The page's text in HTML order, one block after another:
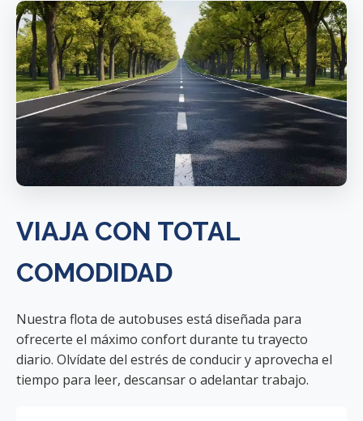
VIAJA CON TOTAL
COMODIDAD
Nuestra flota de autobuses está diseñada para
ofrecerte el máximo confort durante tu trayecto
diario. Olvídate del estrés de conducir y aprovecha el
tiempo para leer, descansar o adelantar trabajo.